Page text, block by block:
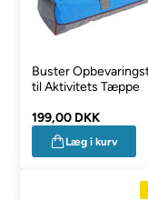
Buster
til Aktivitets Tæppe
199,00 DKK
Læg i kurv